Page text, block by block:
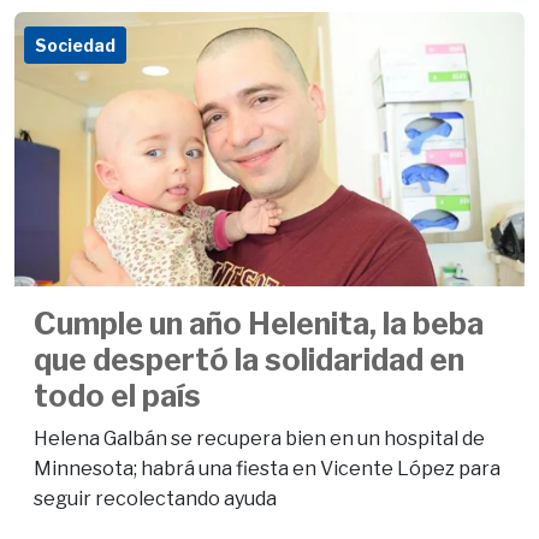
Sociedad
Cumple un año Helenita, la beba
que despertó la solidaridad en
todo el país
Helena Galbán se recupera bien en un hospital de
Minnesota; habrá una fiesta en Vicente López para
seguir recolectando ayuda